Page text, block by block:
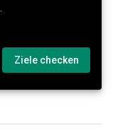
Ziele checken